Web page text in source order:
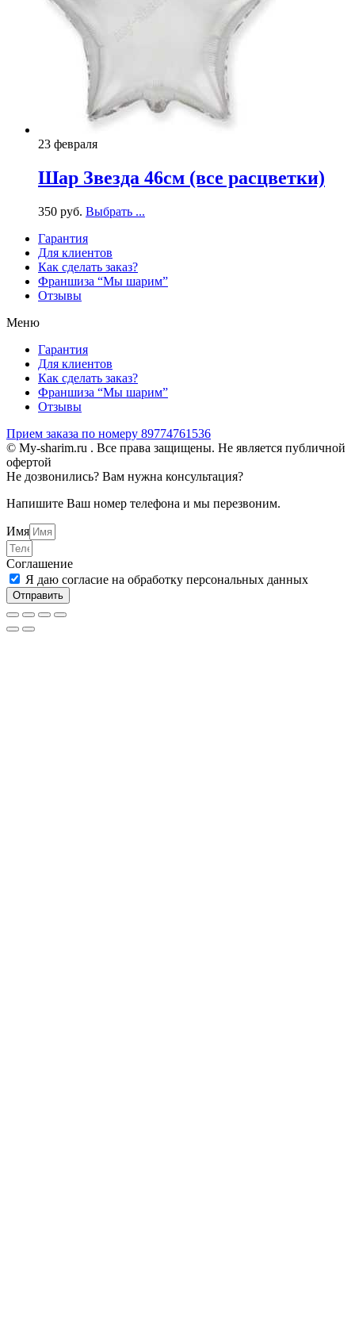
23 февраля
Шар Звезда 46см (все расцветки)
350 руб. Выбрать ...
Гарантия
Для клиентов
Как сделать заказ?
Франшиза “Мы шарим”
Отзывы
Меню
Гарантия
Для клиентов
Как сделать заказ?
Франшиза “Мы шарим”
Отзывы
Прием заказа по номеру 89774761536
© My-sharim.ru . Все права защищены. Не является публичной
офертой
Не дозвонились? Вам нужна консультация?
Напишите Ваш номер телефона и мы перезвоним.
Имя
Соглашение
Я даю согласие на обработку персональных данных
Отправить